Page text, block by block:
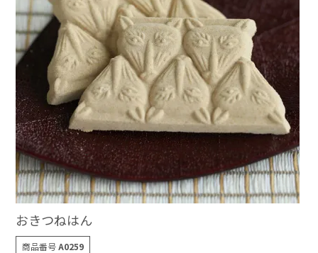
おきつねはん
商品番号 A0259